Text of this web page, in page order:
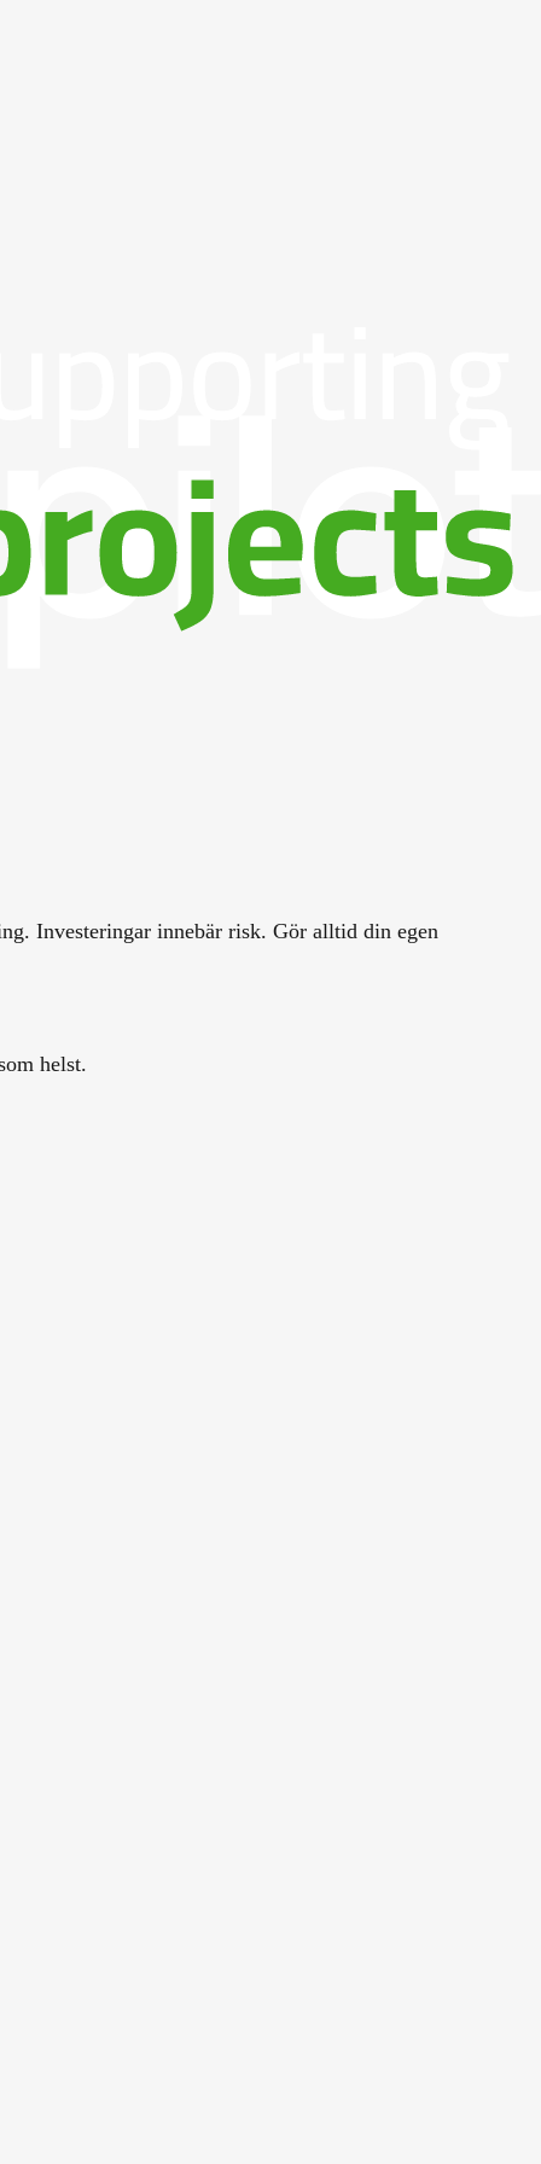
Investeringar innebär risk. Gör alltid din egen
helst.